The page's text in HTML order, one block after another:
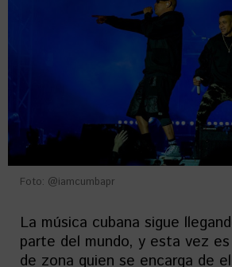
Foto: @iamcumbapr
La música cubana sigue
parte del mundo, y esta vez
de zona quien se encarga de